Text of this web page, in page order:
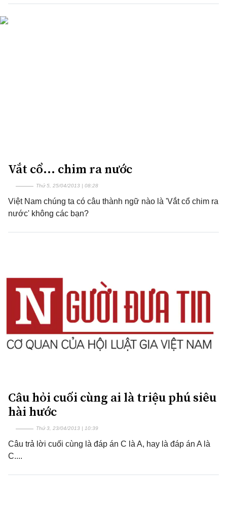
Vắt cổ... chim ra nước
Thứ 5, 25/04/2013 | 08:28
Việt Nam chúng ta có câu thành ngữ nào là 'Vắt cổ chim ra
nước' không các bạn?
Câu hỏi cuối cùng ai là triệu phú siêu
hài hước
Thứ 3, 23/04/2013 | 10:39
Câu trả lời cuối cùng là đáp án C là A, hay là đáp án A là
C....